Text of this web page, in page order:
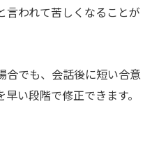
言われて苦しくなることが
合でも、会話後に短い合意
い段階で修正できます。